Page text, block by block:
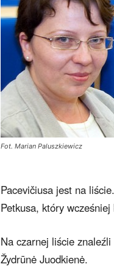
Fot. Marian Paluszkiewicz
Pacevičiusa jest na
Petkusa, który
Na czarnej liście
Žydrūnė Juodkienė.